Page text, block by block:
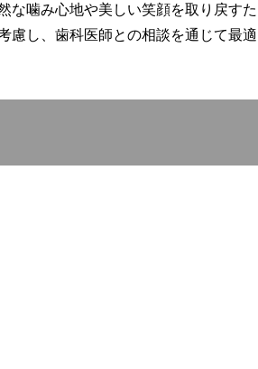
な噛み心地や美しい笑顔を取り戻すた
慮し、歯科医師との相談を通じて最適